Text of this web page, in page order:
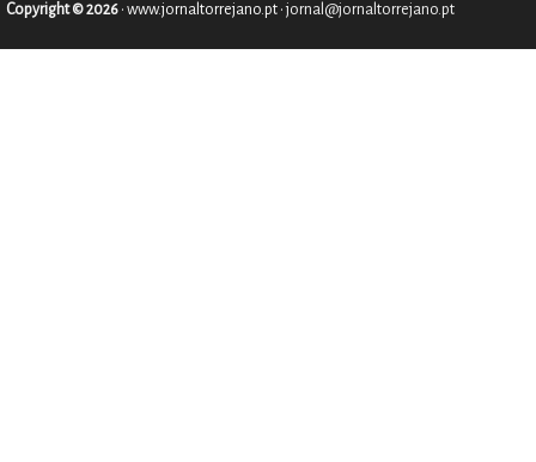
Copyright © 2026 • www.jornaltorrejano.pt • jornal@jornaltorrejano.pt